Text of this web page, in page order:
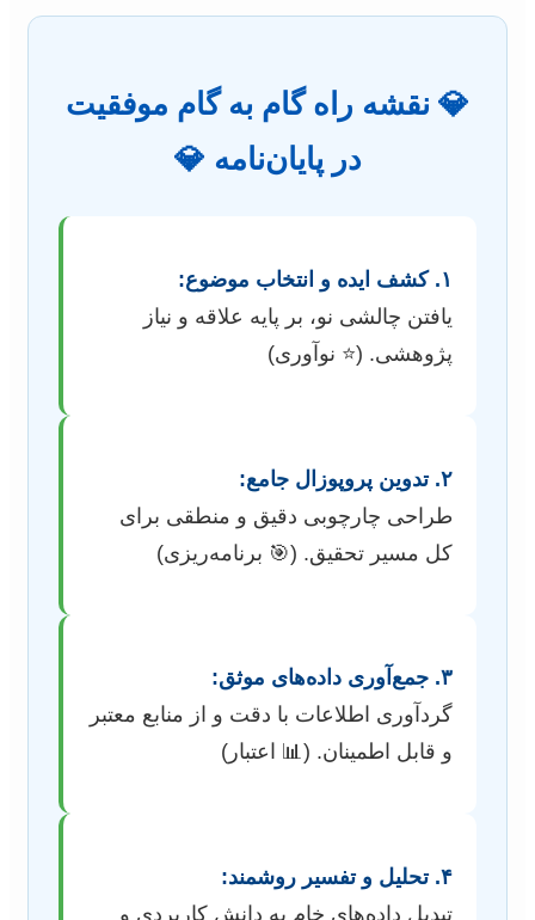
💎 نقشه راه گام به گام موفقیت
در پایان‌نامه 💎
۱. کشف ایده و انتخاب موضوع:
یافتن چالشی نو، بر پایه علاقه و نیاز
پژوهشی. (⭐ نوآوری)
۲. تدوین پروپوزال جامع:
طراحی چارچوبی دقیق و منطقی برای
کل مسیر تحقیق. (🎯 برنامه‌ریزی)
۳. جمع‌آوری داده‌های موثق:
گردآوری اطلاعات با دقت و از منابع معتبر
و قابل اطمینان. (📊 اعتبار)
۴. تحلیل و تفسیر روشمند:
تبدیل داده‌های خام به دانش کاربردی و